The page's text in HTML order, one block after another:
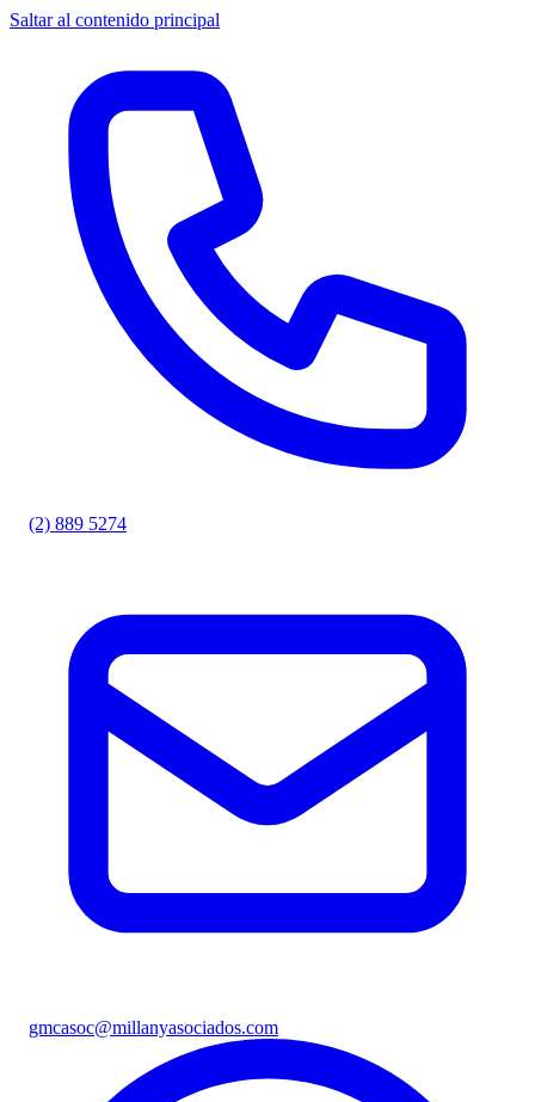
Saltar al contenido principal
(2) 889 5274
gmcasoc@millanyasociados.com